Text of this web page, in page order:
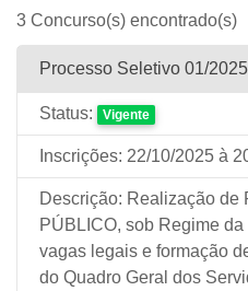
3 Concurso(s) encontrado(s)
Processo Seletivo 01/2025
Status: Vigente
Inscrições: 22/10/2025 à
Descrição: Realização de
PÚBLICO, sob Regime
vagas legais e formação
do Quadro Geral dos